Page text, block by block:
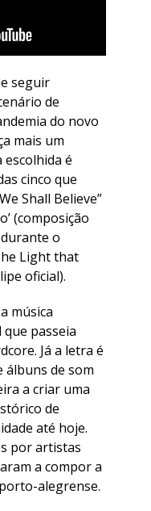
seguir
de
do novo
mais um
é
cinco que
Shall Believe”
(composição
o
Light that
oficial).
música
passeia
Já a letra é
álbuns de som
a criar uma
de
até hoje.
por artistas
a compor a
alegrense.